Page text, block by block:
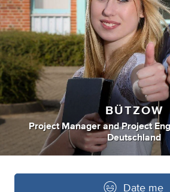
BÜTZOW
Project Manager andProject
Deutschland
Date me